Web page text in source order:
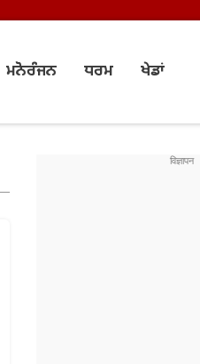
ਮਨੋਰੰਜਨ ਧਰਮ ਖੇਡਾਂ